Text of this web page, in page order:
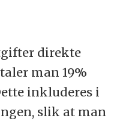
direkte
man 19%
inkluderes i
slik at man